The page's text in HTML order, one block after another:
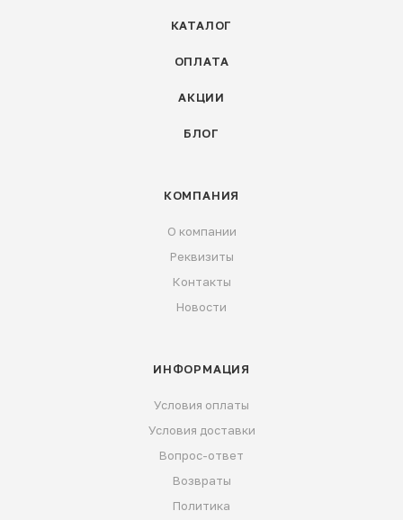
КАТАЛОГ
ОПЛАТА
АКЦИИ
БЛОГ
КОМПАНИЯ
О компании
Реквизиты
Контакты
Новости
ИНФОРМАЦИЯ
Условия оплаты
Условия доставки
Вопрос-ответ
Возвраты
Политика